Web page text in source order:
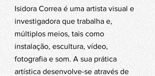
Isidora Correa é uma artista visual e
investigadora que trabalha e,
múltiplos meios, tais como
instalação, escultura, vídeo,
fotografia e som. A sua prática
artística desenvolve-se através de